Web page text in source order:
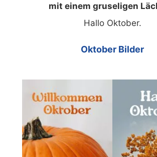
mit einem gruseligen
Hallo Oktober.
Oktober Bilder